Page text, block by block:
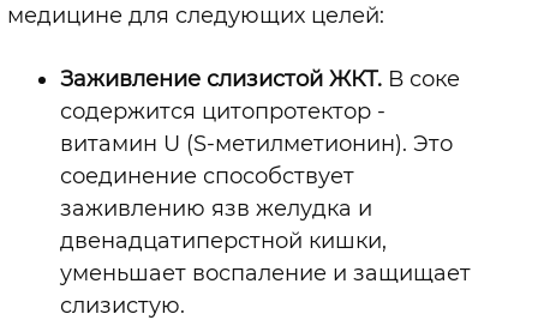
медицине для следующих целей:
Заживление слизистой ЖКТ. В соке
содержится цитопротектор -
витамин U (S-метилметионин). Это
соединение способствует
заживлению язв желудка и
двенадцатиперстной кишки,
уменьшает воспаление и защищает
слизистую.